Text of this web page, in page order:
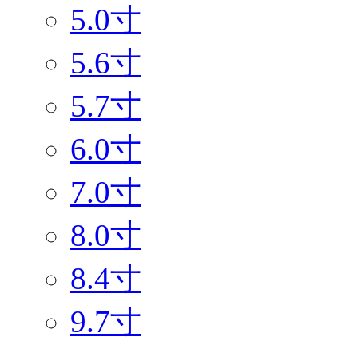
5.0寸
5.6寸
5.7寸
6.0寸
7.0寸
8.0寸
8.4寸
9.7寸